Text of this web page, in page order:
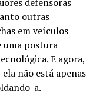
defensoras
outras
em veículos
uma postura
E agora,
não está apenas
a.